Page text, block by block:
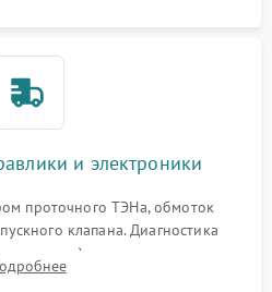
и электроники
проточного ТЭНа, обмоток
клапана. Диагностика
воды), датчика мутности,
модуля управления.